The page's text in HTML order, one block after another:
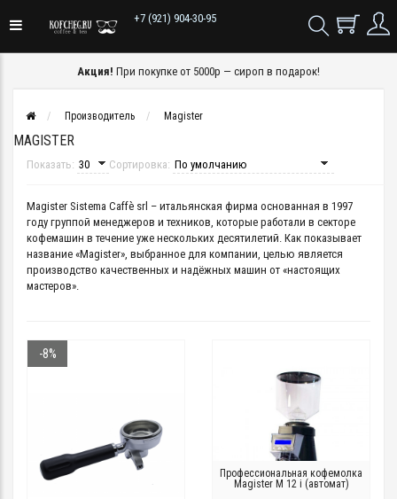
+7 (921) 904-30-95
Акция! При покупке от 5000р — сироп в подарок!
Производитель Magister
MAGISTER
Показать: Сортировка:
Magister Sistema Caffè srl – итальянская фирма основанная в 1997
году группой менеджеров и техников, которые работали в секторе
кофемашин в течение уже нескольких десятилетий. Как показывает
название «Magister», выбранное для компании, целью является
производство качественных и надёжных машин от «настоящих
мастеров».
-8%
Профессиональная кофемолка
Magister M 12 i (автомат)